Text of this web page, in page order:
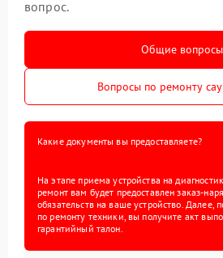
вопрос.
Общие вопросы
Вопросы по ремонту
Какие документы вы предоставляете?
На этапе приема устройства на
ремонт вам будет предоставлен заказ-
обязательств на ваше устройство. Далее,
по ремонту техники, вы получите акт
гарантийный талон.